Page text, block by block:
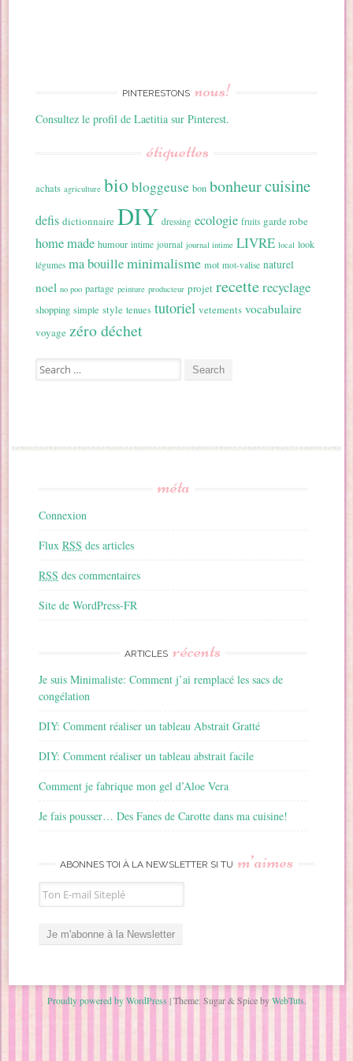
PINTERESTONS nous!
Consultez le profil de Laetitia sur Pinterest.
étiquettes
achats agriculture bio bloggeuse bon bonheurcuisine
defis dictionnaire DIY dressing ecologie fruits garde robe
home made humour intime journal journal intime LIVRE local look
légumes ma bouilleminimalisme mot mot-valise naturel
noel no poo partage peinture producteur projet recetterecyclage
shopping simple style tenues tutoriel vetements vocabulaire
voyage zéro déchet
Search for:
méta
Connexion
FluxRSS des articles
RSS des commentaires
Site de WordPress-FR
ARTICLES récents
Je suis Minimaliste: Comment j’ai remplacé les sacs de
congélation
DIY: Comment réaliser un tableau Abstrait Gratté
DIY: Comment réaliser un tableau abstrait facile
Comment je fabrique mon gel d’Aloe Vera
Je fais pousser… Des Fanes de Carotte dans ma cuisine!
ABONNES TOI À LA NEWSLETTER SI TU m’aimes
Proudly powered by WordPress |Theme: Sugar & Spice byWebTuts.